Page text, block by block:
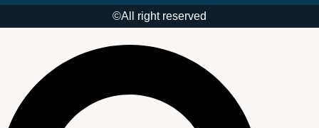
All right reserved©